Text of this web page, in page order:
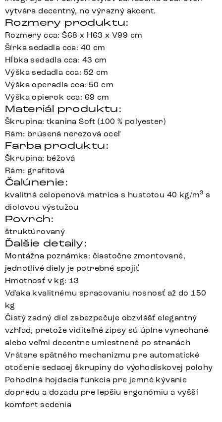
vytvára decentný, no výrazný akcent.
Rozmery produktu:
Rozmery cca: Š68 x H63 x V99 cm
Šírka sedadla cca: 40 cm
Hĺbka sedadla cca: 43 cm
Výška sedadla cca: 52 cm
Výška operadla cca: 50 cm
Výška opierok cca: 69 cm
Materiál produktu:
Škrupina: tkanina Soft (100 % polyester)
Rám: brúsená nerezová oceľ
Farba produktu:
Škrupina: béžová
Rám: grafitová
Čalúnenie:
kvalitná celopenová matrica s hustotou 40 kg/m3 s
diolovou výstužou
Povrch:
štruktúrovaný
Ďalšie detaily:
Montážna poznámka: čiastočne zmontované,
jednotlivé diely je potrebné spojiť
Hmotnosť v kg: 13
Vďaka kvalitnému spracovaniu nosnosť až do 150
kg
Čistý zadný diel zabezpečuje obzvlášť elegantný
vzhľad, pretože viditeľné zipsy sú úplne vynechané
alebo veľmi decentne umiestnené po stranách
Vrátane spätného mechanizmu pre automatické
otočenie sedacej škrupiny do východiskovej polohy
Pohodlná hojdacia funkcia pre jemné kývanie
dopredu a dozadu pre lepšiu ergonómiu a vyšší
komfort sedenia
Clea-Flex